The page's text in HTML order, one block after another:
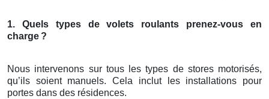
1. Quels types de volets roulants prenez-vous en
charge ?
Nous intervenons sur tous les types de stores motorisés,
qu’ils soient manuels. Cela inclut les installations pour
portes dans des résidences.